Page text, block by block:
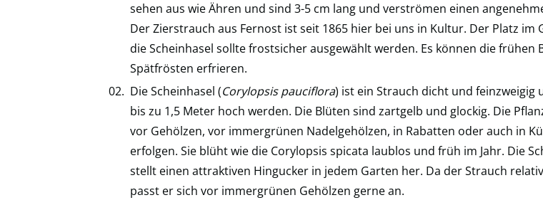
sehen aus wie Ähren und sind 3-5 cm lang und verströmen einen
Der Zierstrauch aus Fernost ist seit 1865 hier bei uns in Kultur. Der Platz im
die Scheinhasel sollte frostsicher ausgewählt werden. Es können die frühen
Spätfrösten erfrieren.
Die Scheinhasel (Corylopsis pauciflora) ist ein Strauch dicht und feinzweigig
bis zu 1,5 Meter hoch werden. Die Blüten sind zartgelb und glockig. Die
vor Gehölzen, vor immergrünen Nadelgehölzen, in Rabatten oder auch in
erfolgen. Sie blüht wie die Corylopsis spicata laublos und früh im Jahr. Die
stellt einen attraktiven Hingucker in jedem Garten her. Da der Strauch
passt er sich vor immergrünen Gehölzen gerne an.